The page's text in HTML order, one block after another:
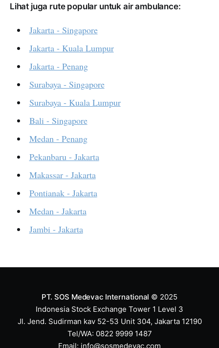
Lihat juga rute popular untuk air ambulance:
Jakarta - Singapore
Jakarta - Kuala Lumpur
Jakarta - Penang
Surabaya - Singapore
Surabaya - Kuala Lumpur
Bali - Singapore
Medan - Penang
Pekanbaru - Jakarta
Makassar - Jakarta
Pontianak - Jakarta
Medan - Jakarta
Jambi - Jakarta
PT. SOS Medevac International © 2025
Indonesia Stock Exchange Tower 1 Level 3
Jl. Jend. Sudirman kav 52-53 Unit 304, Jakarta 12190
Tel/WA: 0822 9999 1487
Email: info@sosmedevac.com